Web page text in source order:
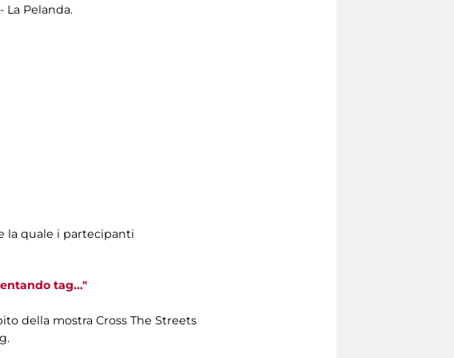
La Pelanda.
la quale i partecipanti
tag..."
della mostra Cross The Streets